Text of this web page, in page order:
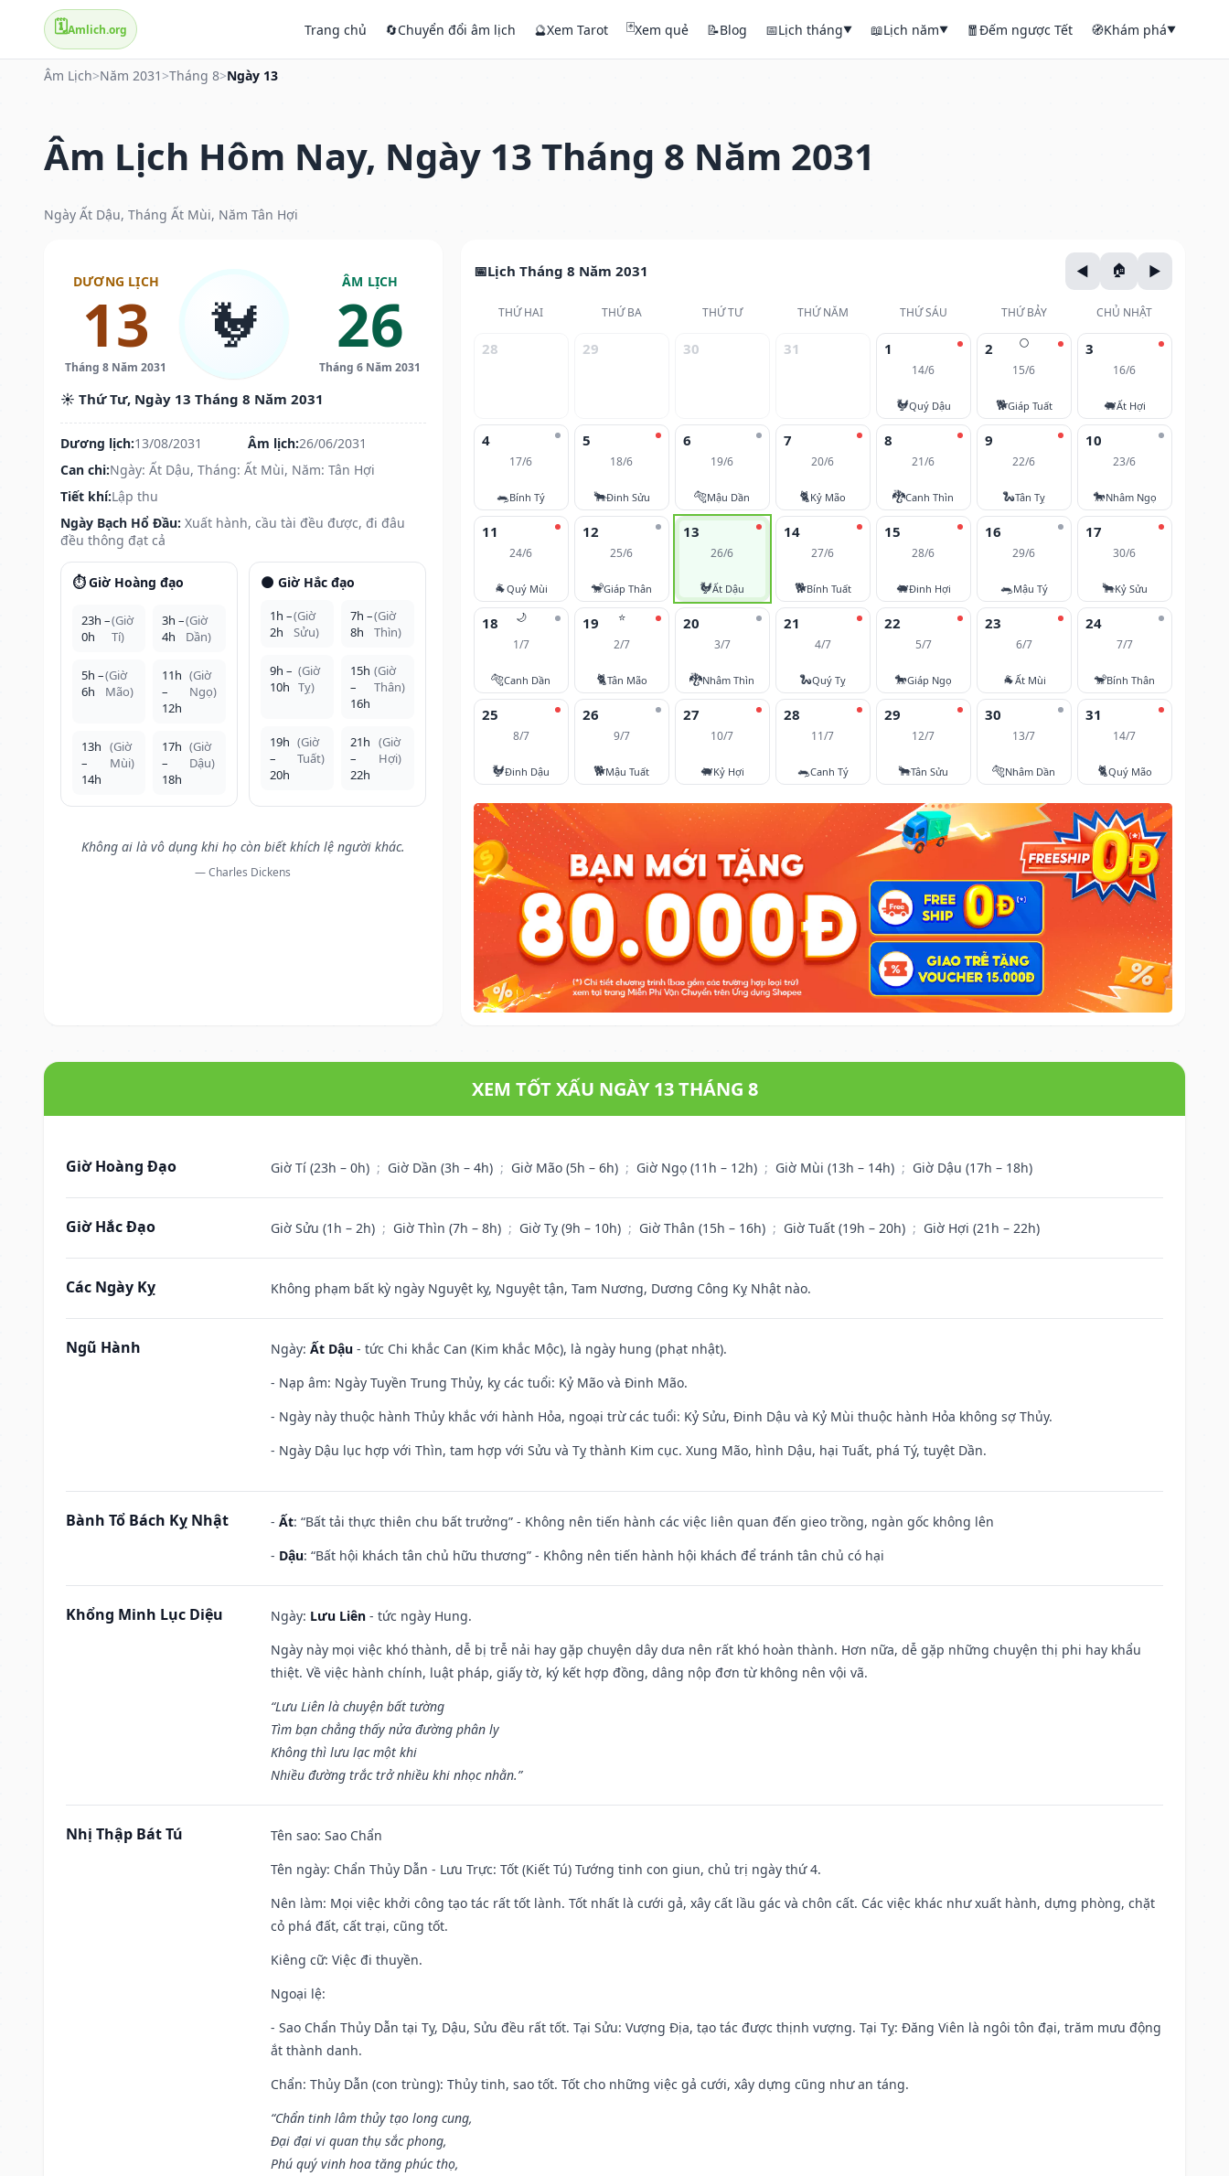
🗓️Amlich.org Trang chủ 🔄Chuyển đổi âm lịch 🔮Xem Tarot 🃏Xem quẻ 📝Blog 📅Lịch tháng▼ 📖Lịch năm▼ 🧧Đếm ngược Tết 🧭Khám phá▼
Âm Lịch>Năm 2031 >Tháng 8>Ngày 13
Âm Lịch Hôm Nay, Ngày 13 Tháng 8 Năm 2031
Ngày Ất Dậu, Tháng Ất Mùi, Năm Tân Hợi
DƯƠNG LỊCH
13
Tháng 8 Năm 2031
🐓
ÂM LỊCH
26
Tháng 6 Năm 2031
☀️ Thứ Tư, Ngày 13 Tháng 8 Năm 2031
Dương lịch:13/08/2031 Âm lịch:26/06/2031
Can chi:Ngày: Ất Dậu, Tháng: Ất Mùi, Năm: Tân Hợi
Tiết khí:Lập thu
Ngày Bạch Hổ Đầu: Xuất hành, cầu tài đều được, đi đâu
đều thông đạt cả
⏱️ Giờ Hoàng đạo
23h –
0h
(Giờ
Tí)
3h –
4h
(Giờ
Dần)
5h –
6h
(Giờ
Mão)
11h
–
12h
(Giờ
Ngọ)
13h
–
14h
(Giờ
Mùi)
17h
–
18h
(Giờ
Dậu)
🌑 Giờ Hắc đạo
1h –
2h
(Giờ
Sửu)
7h –
8h
(Giờ
Thìn)
9h –
10h
(Giờ
Tỵ)
15h
–
16h
(Giờ
Thân)
19h
–
20h
(Giờ
Tuất)
21h
–
22h
(Giờ
Hợi)
Không ai là vô dụng khi họ còn biết khích lệ người khác.
— Charles Dickens
Lịch Tháng 8 Năm 2031
THỨ HAI THỨ BA THỨ TƯ THỨ NĂM THỨ SÁU THỨ BẢY CHỦ NHẬT
28 29 30 31 1
14/6
🐓Quý Dậu
🌕
2
15/6
🐕Giáp Tuất
3
16/6
🐖Ất Hợi
4
17/6
🐀Bính Tý
5
18/6
🐂Đinh Sửu
6
19/6
🐅Mậu Dần
7
20/6
🐈Kỷ Mão
8
21/6
🐉Canh Thìn
9
22/6
🐍Tân Tỵ
10
23/6
🐎Nhâm Ngọ
11
24/6
🐐Quý Mùi
12
25/6
🐒Giáp Thân
13
26/6
🐓Ất Dậu
14
27/6
🐕Bính Tuất
15
28/6
🐖Đinh Hợi
16
29/6
🐀Mậu Tý
17
30/6
🐂Kỷ Sửu
🌙
18
1/7
🐅Canh Dần
⭐
19
2/7
🐈Tân Mão
20
3/7
🐉Nhâm Thìn
21
4/7
🐍Quý Tỵ
22
5/7
🐎Giáp Ngọ
23
6/7
🐐Ất Mùi
24
7/7
🐒Bính Thân
25
8/7
🐓Đinh Dậu
26
9/7
🐕Mậu Tuất
27
10/7
🐖Kỷ Hợi
28
11/7
🐀Canh Tý
29
12/7
🐂Tân Sửu
30
13/7
🐅Nhâm Dần
31
14/7
🐈Quý Mão
XEM TỐT XẤU NGÀY 13 THÁNG 8
Giờ Hoàng Đạo Giờ Tí (23h – 0h) ; Giờ Dần (3h – 4h) ; Giờ Mão (5h – 6h) ; Giờ Ngọ (11h – 12h) ; Giờ Mùi (13h – 14h) ; Giờ Dậu (17h – 18h)
Giờ Hắc Đạo Giờ Sửu (1h – 2h) ; Giờ Thìn (7h – 8h) ; Giờ Tỵ (9h – 10h) ; Giờ Thân (15h – 16h) ; Giờ Tuất (19h – 20h) ; Giờ Hợi (21h – 22h)
Các Ngày Kỵ Không phạm bất kỳ ngày Nguyệt kỵ, Nguyệt tận, Tam Nương, Dương Công Kỵ Nhật nào.
Ngũ Hành Ngày: Ất Dậu - tức Chi khắc Can (Kim khắc Mộc), là ngày hung (phạt nhật).
- Nạp âm: Ngày Tuyền Trung Thủy, kỵ các tuổi: Kỷ Mão và Đinh Mão.
- Ngày này thuộc hành Thủy khắc với hành Hỏa, ngoại trừ các tuổi: Kỷ Sửu, Đinh Dậu và Kỷ Mùi thuộc hành Hỏa không sợ Thủy.
- Ngày Dậu lục hợp với Thìn, tam hợp với Sửu và Tỵ thành Kim cục. Xung Mão, hình Dậu, hại Tuất, phá Tý, tuyệt Dần.
Bành Tổ Bách Kỵ Nhật - Ất: “Bất tải thực thiên chu bất trưởng” - Không nên tiến hành các việc liên quan đến gieo trồng, ngàn gốc không lên
- Dậu: “Bất hội khách tân chủ hữu thương” - Không nên tiến hành hội khách để tránh tân chủ có hại
Khổng Minh Lục Diệu Ngày: Lưu Liên - tức ngày Hung.
Ngày này mọi việc khó thành, dễ bị trễ nải hay gặp chuyện dây dưa nên rất khó hoàn thành. Hơn nữa, dễ gặp những chuyện thị phi hay khẩu
thiệt. Về việc hành chính, luật pháp, giấy tờ, ký kết hợp đồng, dâng nộp đơn từ không nên vội vã.
“Lưu Liên là chuyện bất tường
Tìm bạn chẳng thấy nửa đường phân ly
Không thì lưu lạc một khi
Nhiều đường trắc trở nhiều khi nhọc nhằn.”
Nhị Thập Bát Tú Tên sao: Sao Chẩn
Tên ngày: Chẩn Thủy Dẫn - Lưu Trực: Tốt (Kiết Tú) Tướng tinh con giun, chủ trị ngày thứ 4.
Nên làm: Mọi việc khởi công tạo tác rất tốt lành. Tốt nhất là cưới gả, xây cất lầu gác và chôn cất. Các việc khác như xuất hành, dựng phòng, chặt
cỏ phá đất, cất trại, cũng tốt.
Kiêng cữ: Việc đi thuyền.
Ngoại lệ:
- Sao Chẩn Thủy Dẫn tại Tỵ, Dậu, Sửu đều rất tốt. Tại Sửu: Vượng Địa, tạo tác được thịnh vượng. Tại Tỵ: Đăng Viên là ngôi tôn đại, trăm mưu động
ắt thành danh.
Chẩn: Thủy Dẫn (con trùng): Thủy tinh, sao tốt. Tốt cho những việc gả cưới, xây dựng cũng như an táng.
“Chẩn tinh lâm thủy tạo long cung,
Đại đại vi quan thụ sắc phong,
Phú quý vinh hoa tăng phúc thọ,